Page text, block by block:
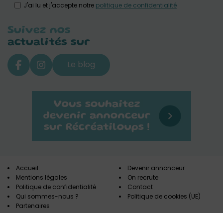
J'ai lu et j'accepte notre politique de confidentialité
Suivez nos
actualités sur
Le blog
Accueil
Mentions légales
Politique de confidentialité
Qui sommes-nous ?
Partenaires
Devenir annonceur
On recrute
Contact
Politique de cookies (UE)